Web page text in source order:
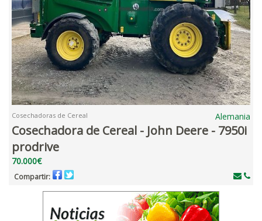
Cosechadoras de Cereal Alemania
Cosechadora de Cereal - John Deere - 7950i
prodrive
70.000€
Compartir: